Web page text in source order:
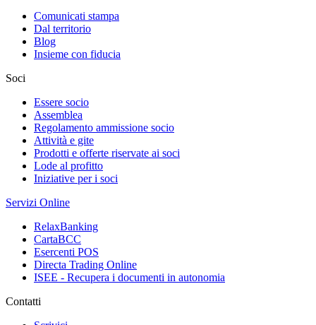
Comunicati stampa
Dal territorio
Blog
Insieme con fiducia
Soci
Essere socio
Assemblea
Regolamento ammissione socio
Attività e gite
Prodotti e offerte riservate ai soci
Lode al profitto
Iniziative per i soci
Servizi Online
RelaxBanking
CartaBCC
Esercenti POS
Directa Trading Online
ISEE - Recupera i documenti in autonomia
Contatti